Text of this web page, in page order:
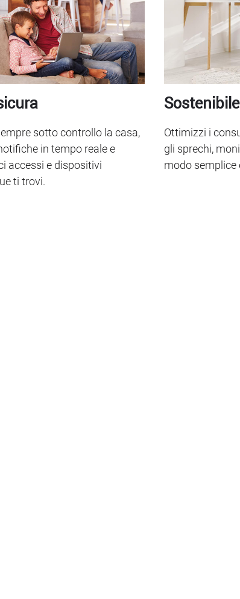
sotto controllo la casa,
in tempo reale e
accessi e dispositivi
ti trovi.
Sostenibile
Ottimizzi i
gli sprechi,
modo semplice